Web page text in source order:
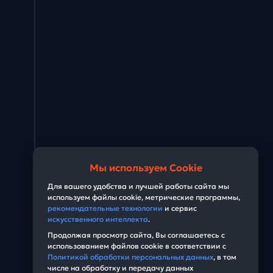
Мы используем Cookie
Для вашего удобства и лучшей работы сайта мы
используем файлы cookie, метрические программы,
рекомендательные технологии и сервис
искусственного интеллекта.
Продолжая просмотр сайта, Вы соглашаетесь с
использованием файлов cookie в соответствии с
Политикой обработки персональных данных, в том
числе на обработку и передачу данных